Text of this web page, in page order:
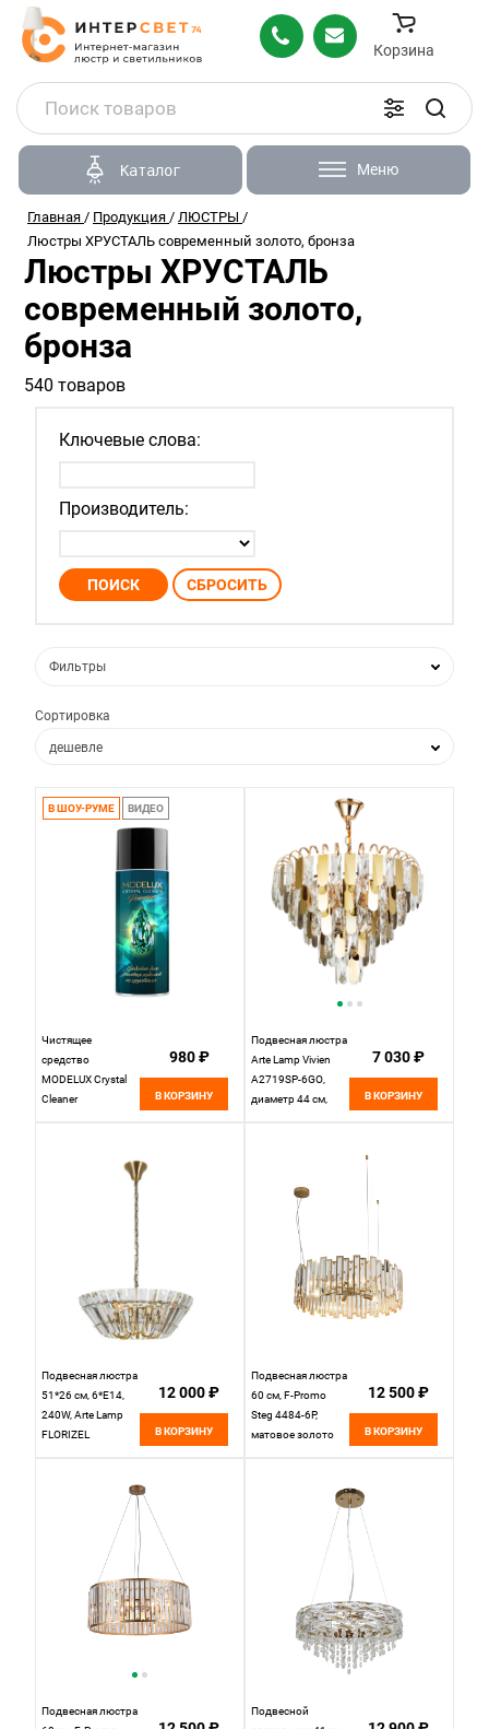
Корзина
Каталог Меню
Главная / Продукция / ЛЮСТРЫ /
Люстры ХРУСТАЛЬ современный золото, бронза
Люстры ХРУСТАЛЬ
современный золото,
бронза
540 товаров
Ключевые слова:
Производитель:
Фильтры
Сортировка
дешевле
по популярности
В ШОУ-РУМЕ ВИДЕО
Чистящее
средство
MODELUX Crystal
Cleaner
980 ₽
В КОРЗИНУ
Подвесная люстра
Arte Lamp Vivien
A2719SP-6GO,
диаметр 44 см,
7 030 ₽
В КОРЗИНУ
Подвесная люстра
51*26 см, 6*E14,
240W, Arte Lamp
FLORIZEL
12 000 ₽
В КОРЗИНУ
Подвесная люстра
60 см, F-Promo
Steg 4484-6P,
матовое золото
12 500 ₽
В КОРЗИНУ
Подвесная люстра
Подвесной